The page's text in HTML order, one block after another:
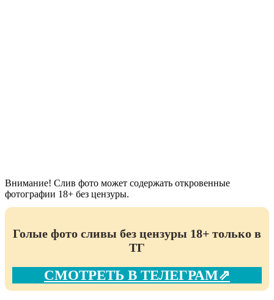
Внимание! Слив фото может содержать откровенные
фотографии 18+ без цензуры.
Голые фото сливы без цензуры 18+ только в
ТГ
СМОТРЕТЬ В ТЕЛЕГРАМ⇗